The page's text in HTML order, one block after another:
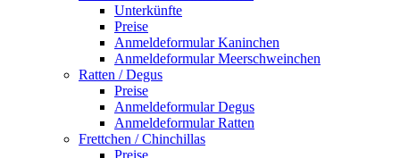
Unterkünfte
Preise
Anmeldeformular Kaninchen
Anmeldeformular Meerschweinchen
Ratten / Degus
Preise
Anmeldeformular Degus
Anmeldeformular Ratten
Frettchen / Chinchillas
Preise